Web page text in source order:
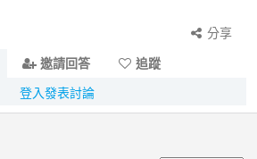
分享
邀請回答
追蹤
登入發表討論